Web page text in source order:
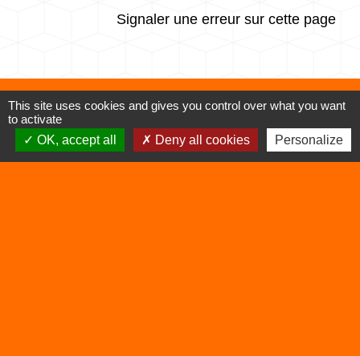
Signaler une erreur sur cette page
Contacts
Commune de Vertrieu
This site uses cookies and gives you control over what you want
to activate
OK, accept all
Deny all cookies Personalize